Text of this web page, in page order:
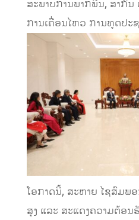
ສະພາບການພາກພື້ນ, ສາກົ
ການເຄື່ອນໄຫວ ການທູດປະ
ໂອກາດນີ້, ສະຫາຍ ໄຊສົມພ
ສູງ ແລະ ສະແດງຄວາມຕ້ອນ